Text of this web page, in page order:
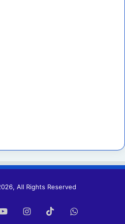
All Rights Reserved
YouTubeInstagram
TikTokWhatsApp